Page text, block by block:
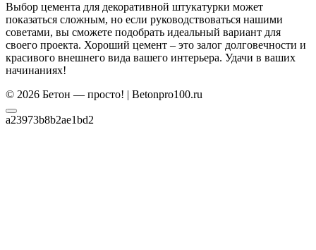
Выбор цемента для декоративной штукатурки может
показаться сложным, но если руководствоваться нашими
советами, вы сможете подобрать идеальный вариант для
своего проекта. Хороший цемент – это залог долговечности и
красивого внешнего вида вашего интерьера. Удачи в ваших
начинаниях!
© 2026 Бетон — просто! | Betonpro100.ru
a23973b8b2ae1bd2